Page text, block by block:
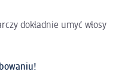
dokładnie umyć włosy